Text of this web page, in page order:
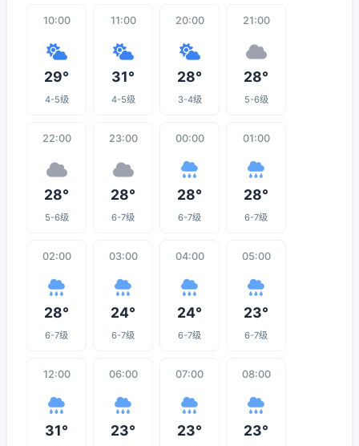
10:00
29°
4-5级
11:00
31°
4-5级
20:00
28°
3-4级
21:00
28°
5-6级
22:00
28°
5-6级
23:00
28°
6-7级
00:00
28°
6-7级
01:00
28°
6-7级
02:00
28°
6-7级
03:00
24°
6-7级
04:00
24°
6-7级
05:00
23°
6-7级
12:00
31°
06:00
23°
07:00
23°
08:00
23°